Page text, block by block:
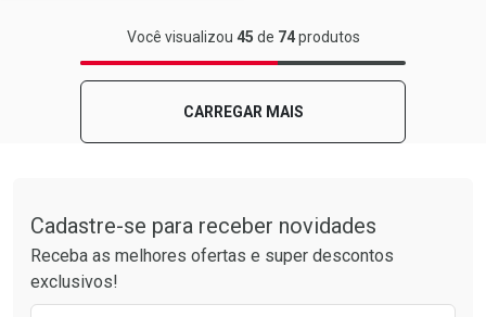
FECHAR
Laboratório
FECHAR
Por Menos
Você visualizou 45 de 74produtos
CARREGAR MAIS
Cadastre-se para receber novidades
Receba as melhores ofertas e super descontos
exclusivos!